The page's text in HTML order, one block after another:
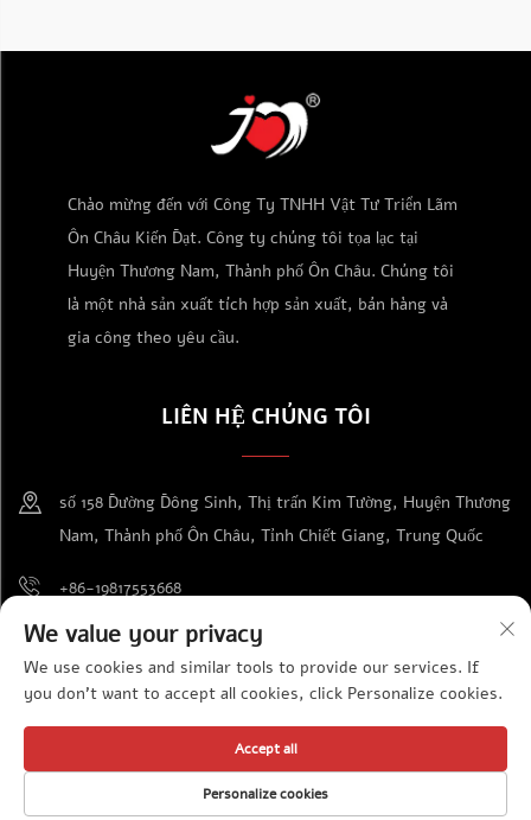
Chào mừng đến với Công Ty TNHH Vật Tư Triển Lãm
Ôn Châu Kiến Đạt. Công ty chúng tôi tọa lạc tại
Huyện Thương Nam, Thành phố Ôn Châu. Chúng tôi
là một nhà sản xuất tích hợp sản xuất, bán hàng và
gia công theo yêu cầu.
LIÊN HỆ CHÚNG TÔI
số 158 Đường Đông Sinh, Thị trấn Kim Tường, Huyện Thương
Nam, Thành phố Ôn Châu, Tỉnh Chiết Giang, Trung Quốc
+86-19817553668
[email protected]
Bản quyền © Công ty TNHH Cung ứng Thiết bị Triển lãm Ôn Châu Kiến
Đạt. Bảo lưu mọi quyền. Chính sách bảo mật
We value your privacy
We use cookies and similar tools to provide our services. If
you don't want to accept all cookies, click Personalize cookies.
Personalize cookies
Accept all